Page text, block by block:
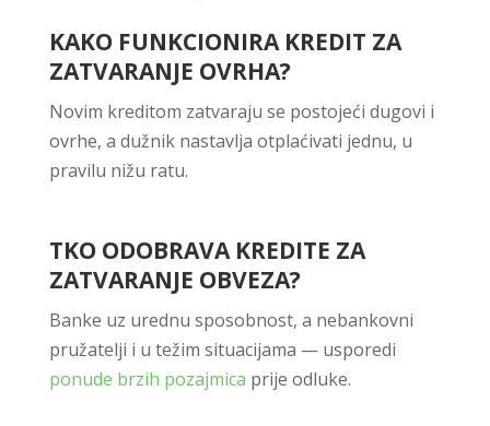
KAKO FUNKCIONIRA KREDIT ZA
ZATVARANJE OVRHA?
Novim kreditom zatvaraju se postojeći dugovi i
ovrhe, a dužnik nastavlja otplaćivati jednu, u
pravilu nižu ratu.
TKO ODOBRAVA KREDITE ZA
ZATVARANJE OBVEZA?
Banke uz urednu sposobnost, a nebankovni
pružatelji i u težim situacijama — usporedi
ponude brzih pozajmica prije odluke.